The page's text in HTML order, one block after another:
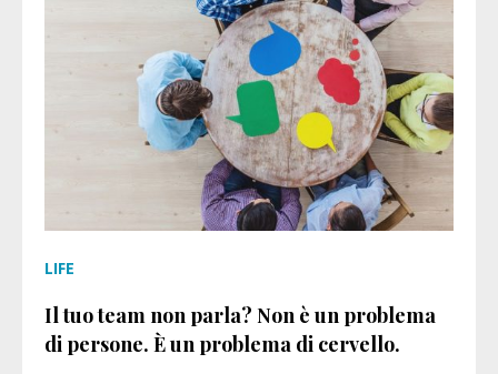
LIFE
Il tuo team non parla? Non è un problema
di persone. È un problema di cervello.